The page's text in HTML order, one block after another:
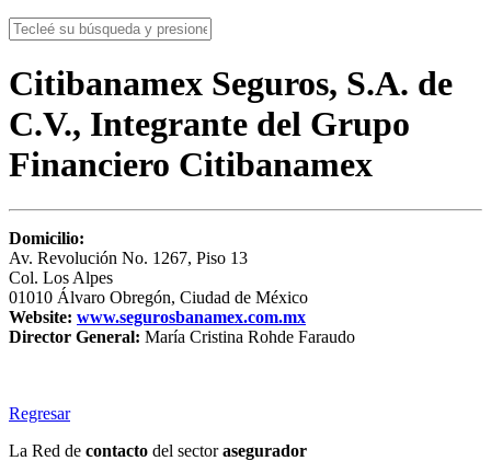
Citibanamex Seguros, S.A. de
C.V., Integrante del Grupo
Financiero Citibanamex
Domicilio:
Av. Revolución No. 1267, Piso 13
Col. Los Alpes
01010 Álvaro Obregón, Ciudad de México
Website: www.segurosbanamex.com.mx
Director General: María Cristina Rohde Faraudo
Regresar
La Red de contacto del sectorasegurador